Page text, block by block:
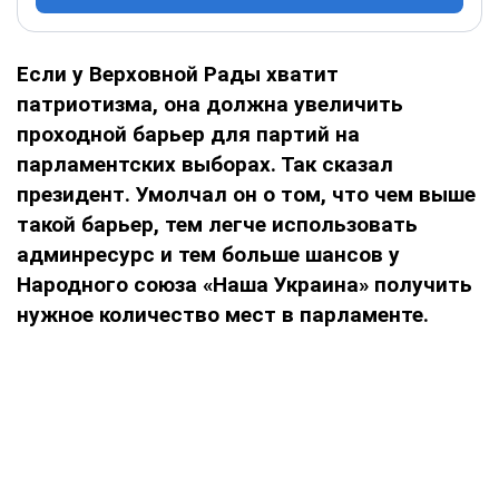
Если у Верховной Рады хватит
патриотизма, она должна увеличить
проходной барьер для партий на
парламентских выборах. Так сказал
президент. Умолчал он о том, что чем выше
такой барьер, тем легче использовать
админресурс и тем больше шансов у
Народного союза «Наша Украина» получить
нужное количество мест в парламенте.